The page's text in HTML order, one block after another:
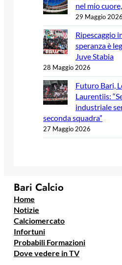
nel mio
29 Maggio 2026
Ripescaggio
speranza è
Juve Stabia
28 Maggio 2026
Futuro Bari,
Laurentiis:
industriale
seconda squadra”
27 Maggio 2026
Bari Calcio
Home
Notizie
Calciomercato
Infortuni
Probabili Formazioni
Dove vedere in TV